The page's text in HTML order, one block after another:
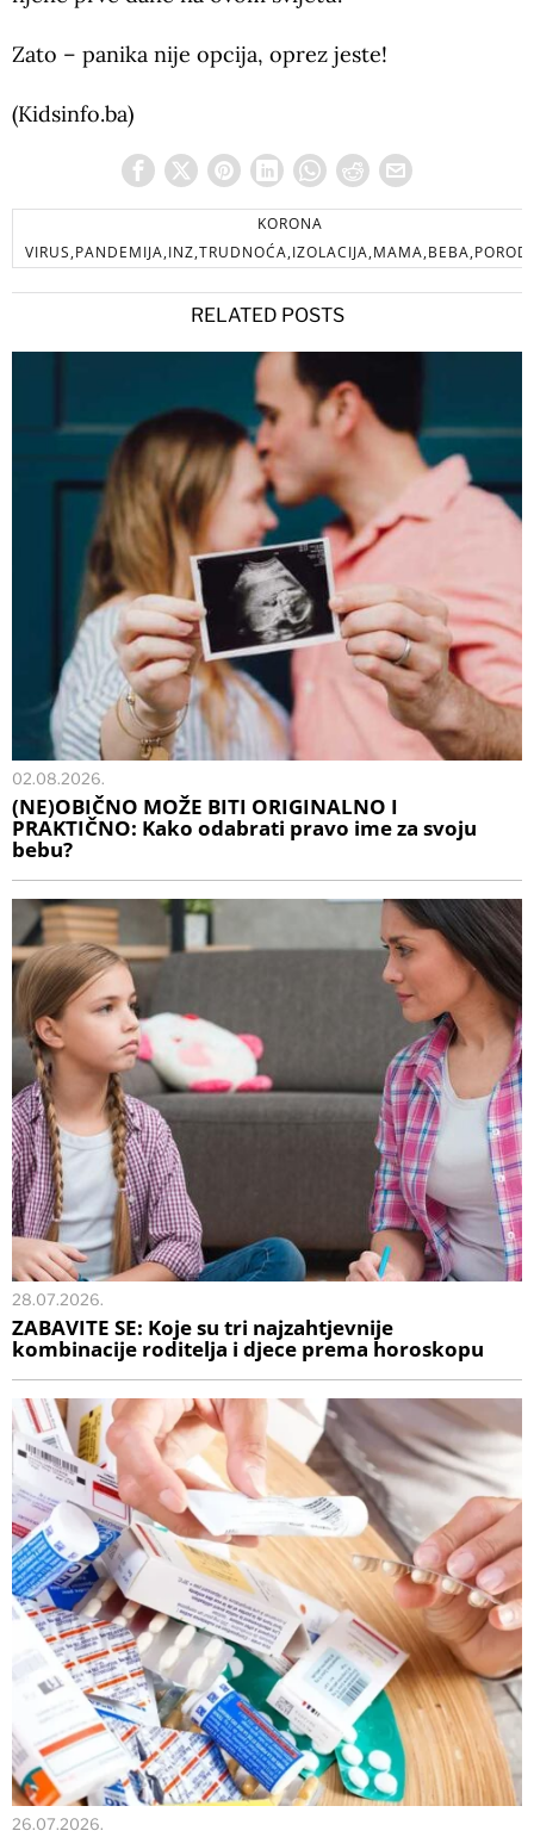
Zato – panika nije opcija, oprez jeste!
(Kidsinfo.ba)
KORONA
RELATED POSTS
02.08.2026.
(NE)OBIČNO MOŽE BITI ORIGINALNO I
PRAKTIČNO: Kako odabrati pravo ime za svoju
bebu?
28.07.2026.
ZABAVITE SE: Koje su tri najzahtjevnije
kombinacije roditelja i djece prema horoskopu
26.07.2026.